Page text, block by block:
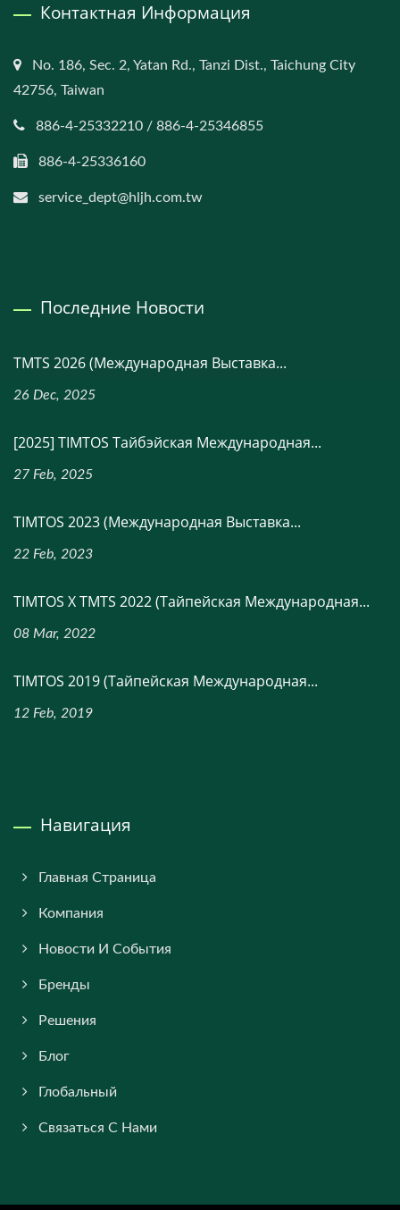
Контактная Информация
No. 186, Sec. 2, Yatan Rd., Tanzi Dist., Taichung City
42756, Taiwan
886-4-25332210 / 886-4-25346855
886-4-25336160
service_dept@hljh.com.tw
Последние Новости
TMTS 2026 (Международная Выставка...
26 Dec, 2025
[2025] TIMTOS Тайбэйская Международная...
27 Feb, 2025
TIMTOS 2023 (Международная Выставка...
22 Feb, 2023
TIMTOS X TMTS 2022 (Тайпейская Международная...
08 Mar, 2022
TIMTOS 2019 (Тайпейская Международная...
12 Feb, 2019
Навигация
Главная Страница
Компания
Новости И События
Бренды
Решения
Блог
Глобальный
Связаться С Нами